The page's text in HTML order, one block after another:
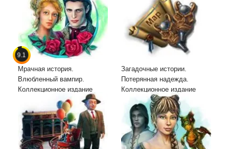
9.1
Мрачная история.
Влюбленный вампир.
Коллекционное издание
Загадочные истории.
Потерянная надежда.
Коллекционное издание